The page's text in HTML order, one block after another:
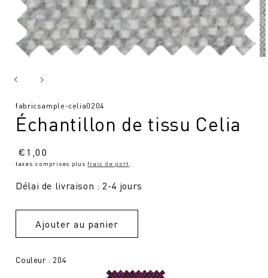
SKU
fabricsample-celia0204
Échantillon de tissu Celia
Prix
normal
€1,00
taxes comprises plusfrais de port
Délai de livraison : 2-4 jours
Ajouter au panier
Couleur : 204